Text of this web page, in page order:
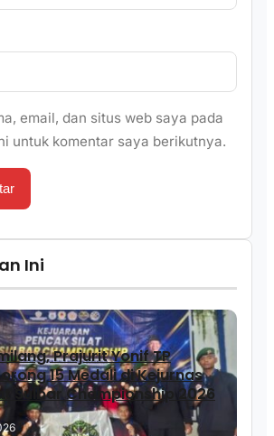
email, dan situs web saya pada
untuk komentar saya berikutnya.
Ini
Prajurit Yonif TP
15 Medali di Kejurnas
Sulbar Championship 2026